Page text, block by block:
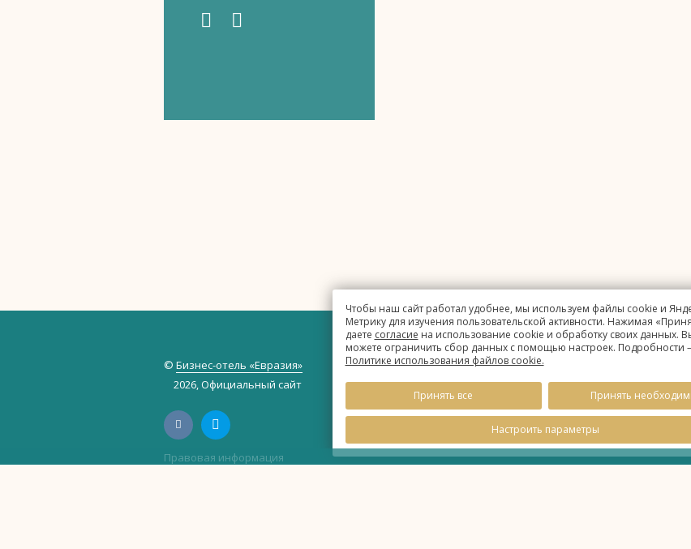
Чтобы наш сайт работал удобнее, мы используем файлы cookie и
Метрику для изучения пользовательской активности. Нажимая
даете согласие на использование cookie и обработку своих данных.
можете ограничить сбор данных с помощью настроек. Подробности
Политике использования файлов cookie.
Принять все Принять
Настроить параметры
© Бизнес-отель «Евразия»
2026, Официальный сайт
Правовая информация